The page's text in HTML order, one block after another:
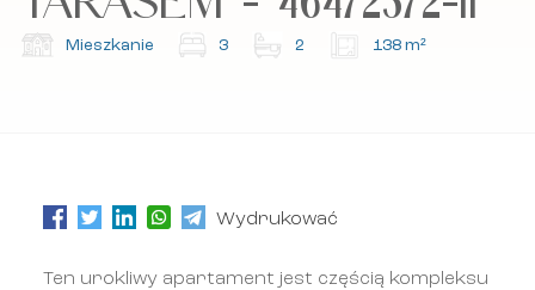
Mieszkanie 3 2 138 m²
Wydrukować
Ten urokliwy apartament jest częścią kompleksu